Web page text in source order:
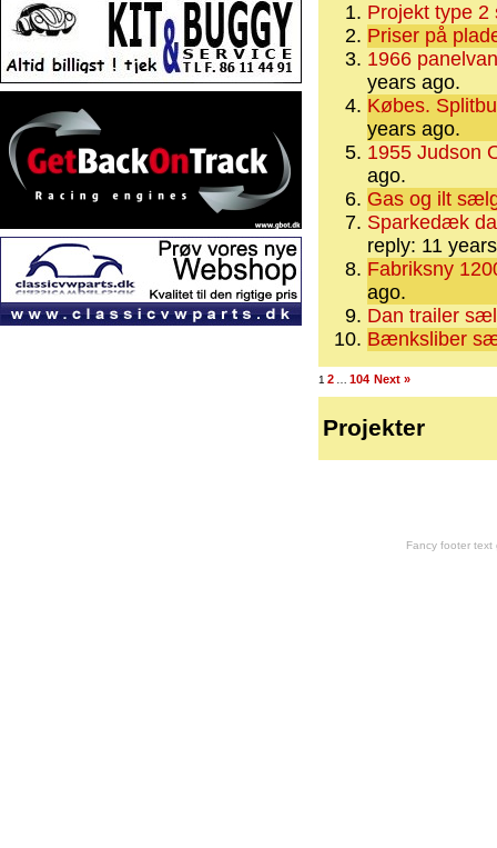
Projekt type 2
Priser på
1966
years ago.
Købes.
years ago.
1955 Judson
ago.
Gas og ilt
Sparkedæk
reply: 11
Fabriksny
ago.
Dan trailer
Bænksliber
1 2 104 Next »
Projekter
Fancy footer